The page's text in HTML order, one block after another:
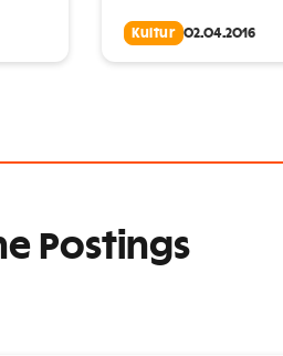
Kultur 02.04.2016
Postings